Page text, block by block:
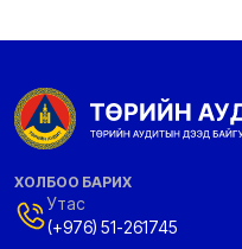
ХОЛБОО БАРИХ
Утас
(+976) 51-261745